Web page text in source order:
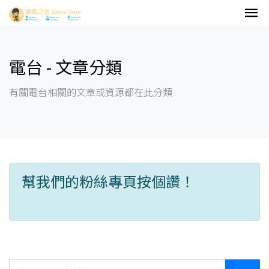
電台 - 文章分類
有關電台相關的文章或資源都在此分類
幫我們的粉絲專頁按個讚！